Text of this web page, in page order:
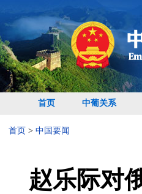
首页 中葡关系
首页 > 中国要闻
赵乐际对